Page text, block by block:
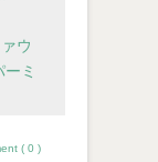
ウ
ーミ
( 0 )